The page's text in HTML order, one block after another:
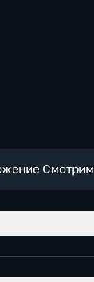
Смотрим